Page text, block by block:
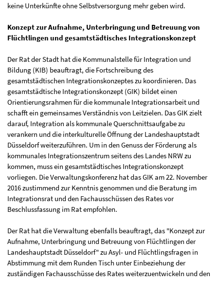
keine Unterkünfte ohne Selbstversorgung mehr geben wird.
Konzept zur Aufnahme, Unterbringung und Betreuung von
Flüchtlingen und gesamtstädtisches Integrationskonzept
Der Rat der Stadt hat die Kommunalstelle für Integration und
Bildung (KIB) beauftragt, die Fortschreibung des
gesamtstädtischen Integrationskonzeptes zu koordinieren. Das
gesamtstädtische Integrationskonzept (GIK) bildet einen
Orientierungsrahmen für die kommunale Integrationsarbeit und
schafft ein gemeinsames Verständnis von Leitzielen. Das GIK zielt
darauf, Integration als kommunale Querschnittsaufgabe zu
verankern und die interkulturelle Öffnung der Landeshauptstadt
Düsseldorf weiterzuführen. Um in den Genuss der Förderung als
kommunales Integrationszentrum seitens des Landes NRW zu
kommen, muss ein gesamtstädtisches Integrationskonzept
vorliegen. Die Verwaltungskonferenz hat das GIK am 22. November
2016 zustimmend zur Kenntnis genommen und die Beratung im
Integrationsrat und den Fachausschüssen des Rates vor
Beschlussfassung im Rat empfohlen.
Der Rat hat die Verwaltung ebenfalls beauftragt, das "Konzept zur
Aufnahme, Unterbringung und Betreuung von Flüchtlingen der
Landeshauptstadt Düsseldorf" zu Asyl- und Flüchtlingsfragen in
Abstimmung mit dem Runden Tisch unter Einbeziehung der
zuständigen Fachausschüsse des Rates weiterzuentwickeln und den